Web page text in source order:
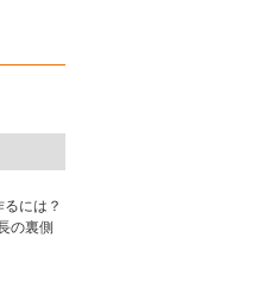
には？
の裏側